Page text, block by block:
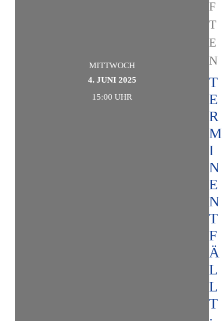
MITTWOCH
4. JUNI 2025
15:00 UHR
T
E
R
M
I
N
E
N
T
F
Ä
L
L
T
F
T
E
N